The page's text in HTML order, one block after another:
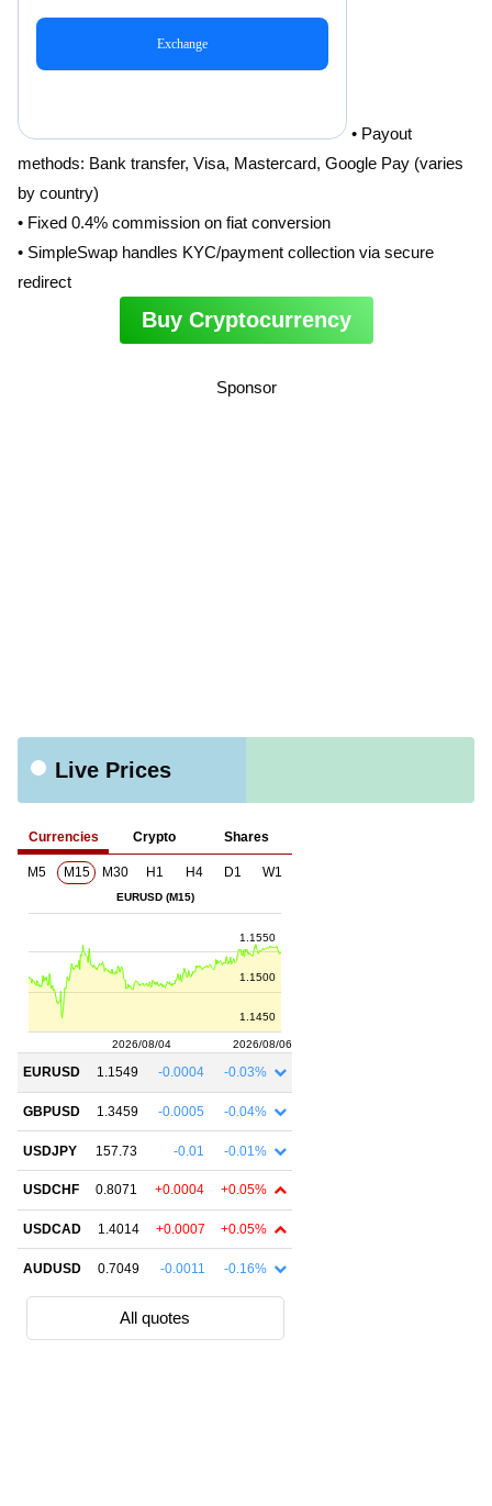
• Payout
methods: Bank transfer, Visa, Mastercard, Google Pay (varies
by country)
• Fixed 0.4% commission on fiat conversion
• SimpleSwap handles KYC/payment collection via secure
redirect
Buy Cryptocurrency
Sponsor
Live Prices